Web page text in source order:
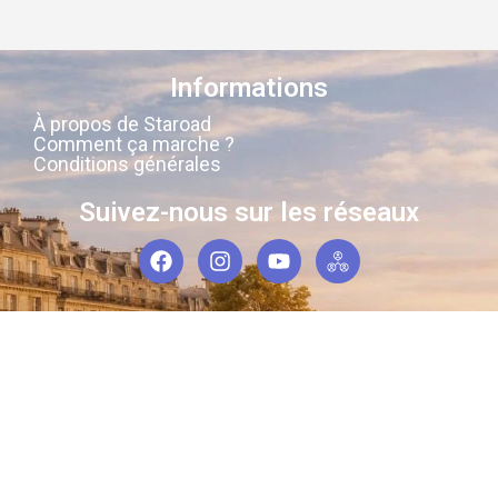
Informations
À propos de Staroad
Comment ça marche ?
Conditions générales
Suivez-nous sur les réseaux